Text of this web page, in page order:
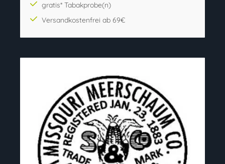
gratis* Tabakprobe(n)
Versandkostenfrei ab 69€